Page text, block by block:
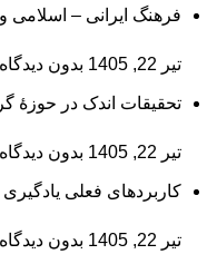
فرهنگ ایرانی – اسلامی
تیر 22, 1405 بدون دیدگاه
تحقیقات اندک در حوزۀ
تیر 22, 1405 بدون دیدگاه
کاربردهای فعلی یادگیری
تیر 22, 1405 بدون دیدگاه